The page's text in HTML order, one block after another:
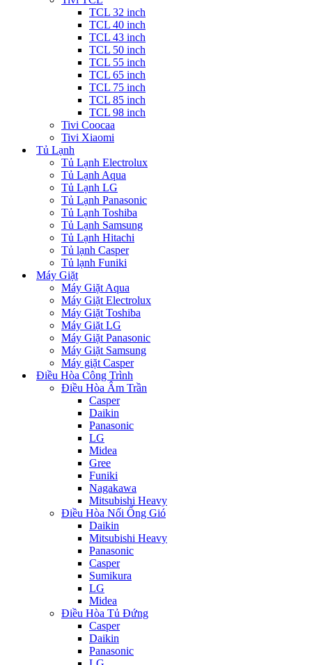
TCL 32 inch
TCL 40 inch
TCL 43 inch
TCL 50 inch
TCL 55 inch
TCL 65 inch
TCL 75 inch
TCL 85 inch
TCL 98 inch
Tivi Coocaa
Tivi Xiaomi
Tủ Lạnh
Tủ Lạnh Electrolux
Tủ Lạnh Aqua
Tủ Lạnh LG
Tủ Lạnh Panasonic
Tủ Lạnh Toshiba
Tủ Lạnh Samsung
Tủ Lạnh Hitachi
Tủ lạnh Casper
Tủ lạnh Funiki
Máy Giặt
Máy Giặt Aqua
Máy Giặt Electrolux
Máy Giặt Toshiba
Máy Giặt LG
Máy Giặt Panasonic
Máy Giặt Samsung
Máy giặt Casper
Điều Hòa Công Trình
Điều Hòa Âm Trần
Casper
Daikin
Panasonic
LG
Midea
Gree
Funiki
Nagakawa
Mitsubishi Heavy
Điều Hòa Nối Ống Gió
Daikin
Mitsubishi Heavy
Panasonic
Casper
Sumikura
LG
Midea
Điều Hòa Tủ Đứng
Casper
Daikin
Panasonic